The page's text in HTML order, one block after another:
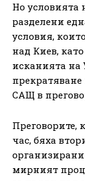
Но условията
разделени
условия,
над Киев,
исканията на
САЩ в
Преговорите,
час, бяха
мирният